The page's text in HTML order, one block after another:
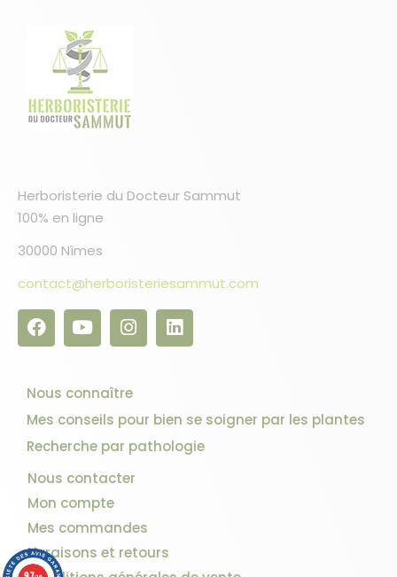
Herboristerie du Docteur Sammut
100% en ligne
30000 Nîmes
contact@herboristeriesammut.com
Nous connaître
Mes conseils pour bien se soigner par les plantes
Recherche par pathologie
Nous contacter
Mon compte
Mes commandes
Livraisons et retours